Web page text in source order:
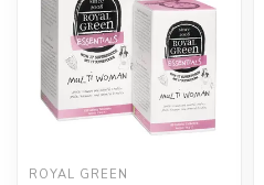
ROYAL GREEN